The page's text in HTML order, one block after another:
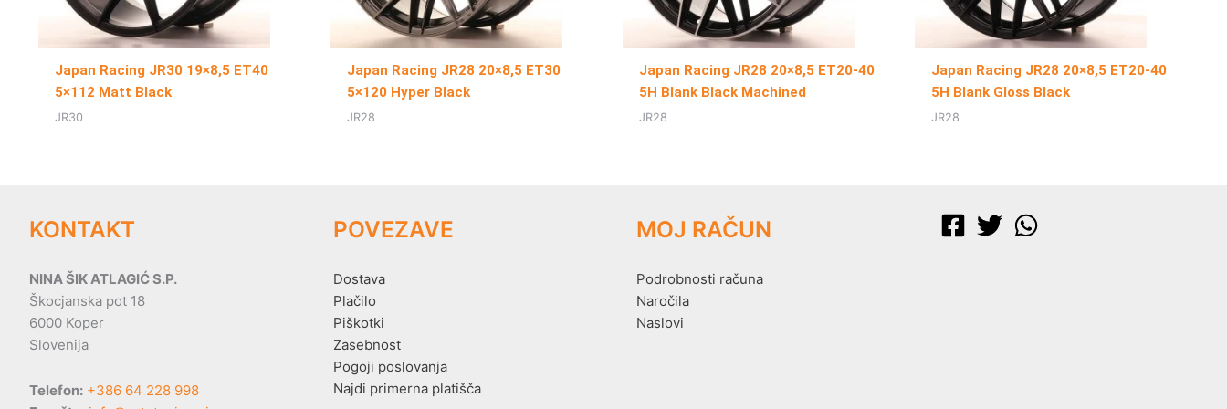
Japan Racing JR30 19×8,5 ET40
5×112 Matt Black
JR30
Japan Racing JR28 20×8,5 ET30
5×120 Hyper Black
JR28
Japan Racing JR28 20×8,5 ET20-40
5H Blank Black Machined
JR28
Japan Racing JR28 20×8,5 ET20-40
5H Blank Gloss Black
JR28
KONTAKT
NINA ŠIK ATLAGIĆ S.P.
Škocjanska pot 18
6000 Koper
Slovenija
Telefon: +386 64 228 998
POVEZAVE
Dostava
Plačilo
Piškotki
Zasebnost
Pogoji poslovanja
Najdi primerna platišča
MOJ RAČUN
Podrobnosti računa
Naročila
Naslovi